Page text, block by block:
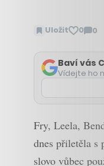
Uložit 0 0
Baví vás
Vídejte ho
Fry, Leela,
dnes přiletěla s
slovo vůbec